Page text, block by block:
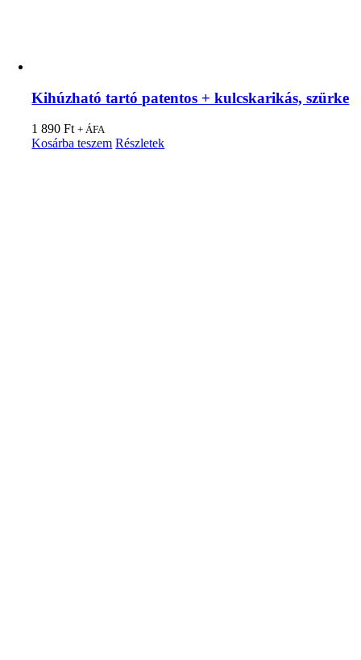
Kihúzható tartó patentos + kulcskarikás, szürke
1 890Ft + ÁFA
Kosárba teszem Részletek